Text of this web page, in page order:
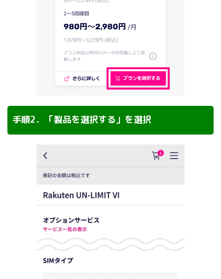
手順2．「製品を選択する」を選択